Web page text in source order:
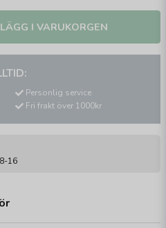
LÄGG I VARUKORGEN
Personlig service
Fri frakt över 1000kr
16